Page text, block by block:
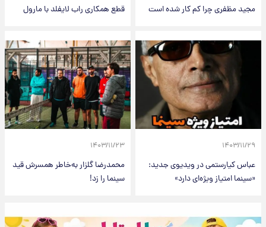
مجید مظفری چرا کم کار شده است‌ قطع همکاری راب لایفلد با مارول
۱۴۰۳/۱۱/۲۹
عباس کیارستمی در ویدیوی جدید:
«سینما امتیاز ویژه‌ای دارد»
۱۴۰۳/۱۱/۲۳
محمدرضا گلزار به‌خاطر همسرش قید
سینما را زد!